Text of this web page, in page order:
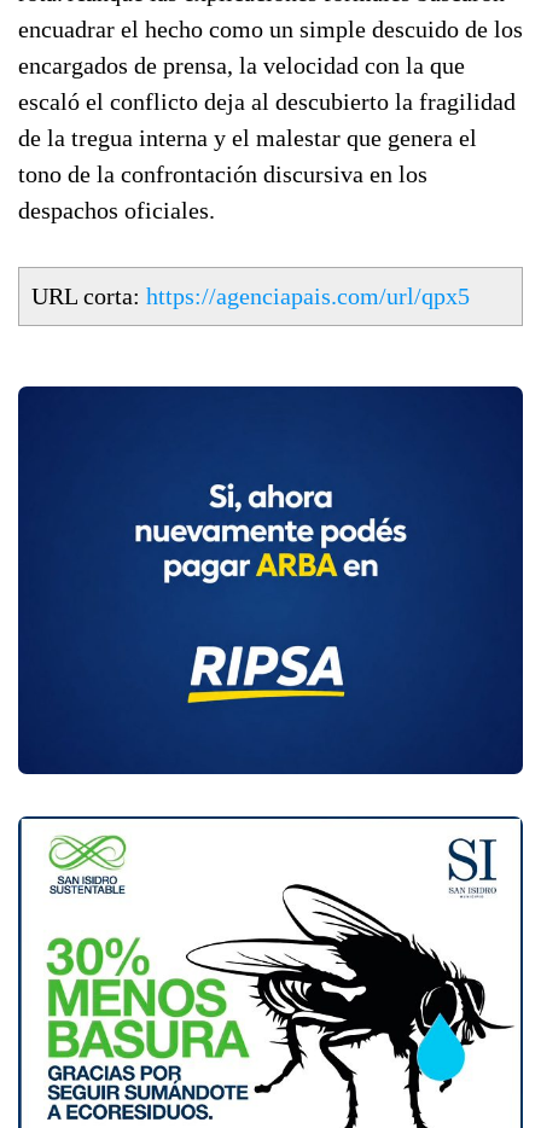
encuadrar el hecho como un simple descuido de los
encargados de prensa, la velocidad con la que
escaló el conflicto deja al descubierto la fragilidad
de la tregua interna y el malestar que genera el
tono de la confrontación discursiva en los
despachos oficiales.
URL corta: https://agenciapais.com/url/qpx5